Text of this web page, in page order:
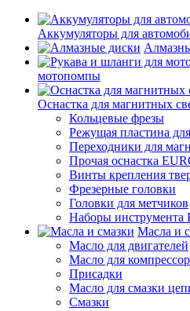
Аккумуляторы для
мотопомпы
Оснастка для магнитных
Кольцевые фрезы
Режущая пластина
Переходники для
Прочая оснастка
Винты крепления
Фрезерные головки
Головки для метчиков
Наборы инструмента
Масла и
Масло для двигателей
Масло для
Присадки
Масло для смазки
Смазки